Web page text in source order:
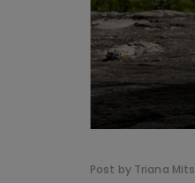
Post by Triana